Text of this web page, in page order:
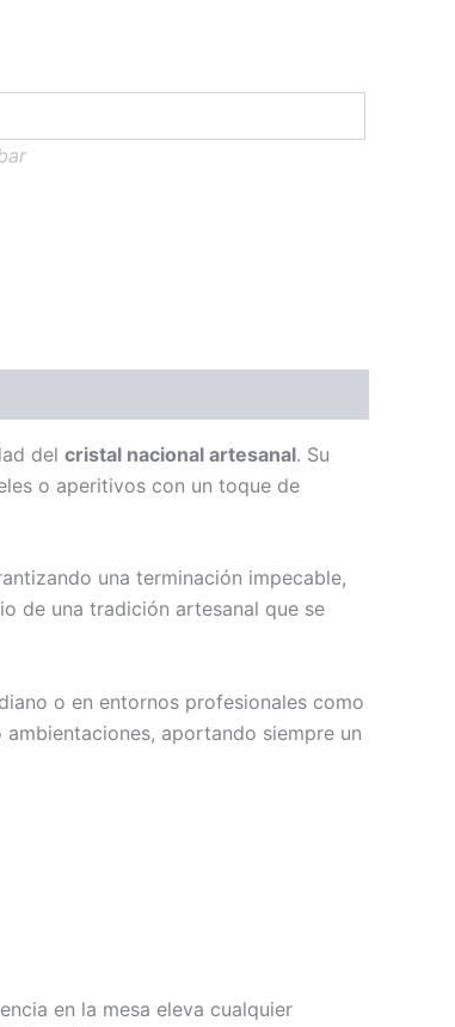
del cristal nacional artesanal. Su
o aperitivos con un toque de
una terminación impecable,
de una tradición artesanal que se
o en entornos profesionales como
aportando siempre un
en la mesa eleva cualquier